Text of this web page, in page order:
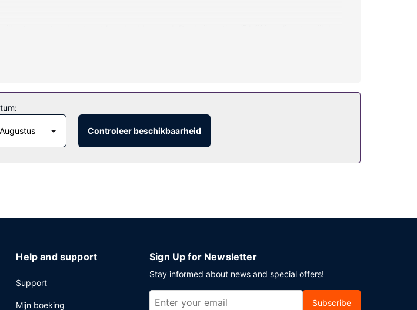
douchecombinatie hebben gratis toiletartikelen en haardrogers.
dineren in de koffiebar/het café of gebruikmaken van de roomservice (beperkte
betaling een continentaal ontbijt geserveerd van 06.30 uur tot 10.30 uur en in het
Controleer beschikbaarheid
Help and support
Support
Mijn boeking
Sign Up for Newsletter
Stay informed about news and special offers!
Subscribe